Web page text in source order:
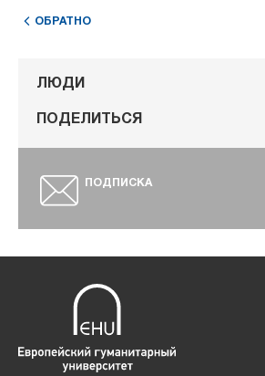
ОБРАТНО
ЛЮДИ
ПОДЕЛИТЬСЯ
ПОДПИСКА